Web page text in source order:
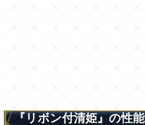
『リボン付清姫』の性能